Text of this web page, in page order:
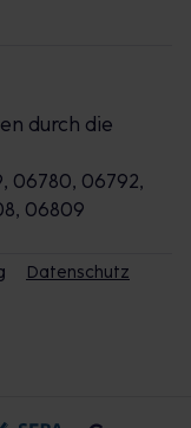
durch die
06780, 06792,
06809
Datenschutz